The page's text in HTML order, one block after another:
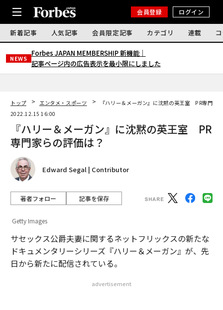
会員登録 ログイン
新着記事 人気記事 会員限定記事 カテゴリ 連載
NEWS
Forbes JAPAN MEMBERSHIP 新機能｜
記事ページ内の広告表示を最小限にしました
トップ エンタメ・スポーツ
『ハリー＆メーガン』に沈黙の英王室 PR専門家
2022.12.15 16:00
『ハリー＆メーガン』に沈黙の英王室 PR
専門家らの評価は？
Edward Segal | Contributor
著者フォロー 記事を保存
Getty Images
サセックス公爵夫妻に関するネットフリックスの新たな
ドキュメンタリーシリーズ『ハリー＆メーガン』が、先
日から新たに配信されている。
advertisement